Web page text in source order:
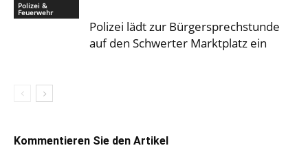
Polizei &
Feuerwehr
Polizei lädt zur Bürgersprechstunde
auf den Schwerter Marktplatz ein
Kommentieren Sie den Artikel